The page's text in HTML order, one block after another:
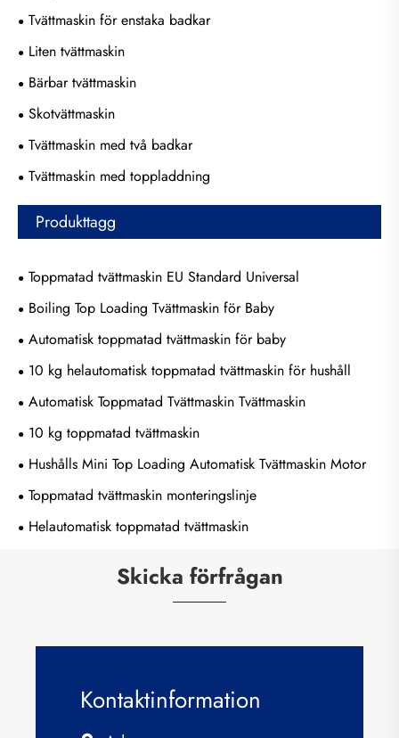
Tvättmaskin för enstaka badkar
Liten tvättmaskin
Bärbar tvättmaskin
Skotvättmaskin
Tvättmaskin med två badkar
Tvättmaskin med toppladdning
Produkttagg
Toppmatad tvättmaskin EU Standard Universal
Boiling Top Loading Tvättmaskin för Baby
Automatisk toppmatad tvättmaskin för baby
10 kg helautomatisk toppmatad tvättmaskin för hushåll
Automatisk Toppmatad Tvättmaskin Tvättmaskin
10 kg toppmatad tvättmaskin
Hushålls Mini Top Loading Automatisk Tvättmaskin Motor
Toppmatad tvättmaskin monteringslinje
Helautomatisk toppmatad tvättmaskin
Skicka förfrågan
Kontaktinformation